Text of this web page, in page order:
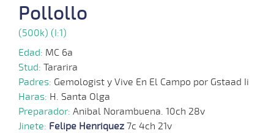
Pollollo
(500k) (I:1)
Edad: MC 6a
Stud: Tararira
Padres: Gemologist y Vive En El Campo por Gstaad Ii
Haras: H. Santa Olga
Preparador: Anibal Norambuena. 10ch 28v
Jinete: Felipe Henriquez 7c 4ch 21v